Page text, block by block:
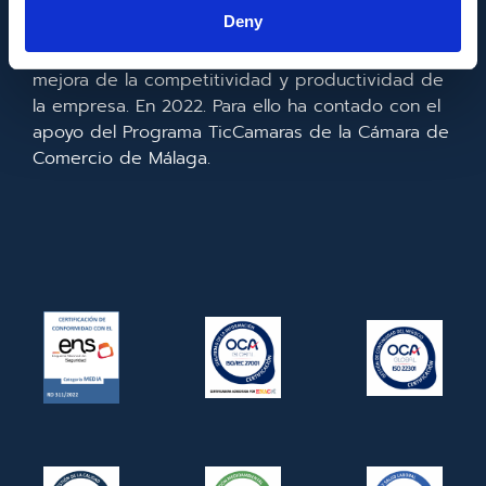
Deny
acceso a las mismas y gracias al que ha
realizado la implementación de un CRM y para la
mejora de la competitividad y productividad de
la empresa. En 2022. Para ello ha contado con el
apoyo del Programa TicCamaras de la Cámara de
Comercio de Málaga.